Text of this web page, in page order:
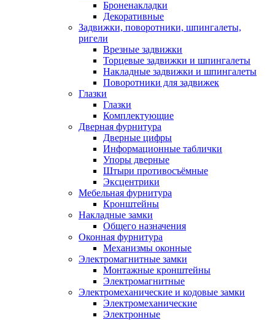
Броненакладки
Декоративные
Задвижки, поворотники, шпингалеты,
ригели
Врезные задвижки
Торцевые задвижки и шпингалеты
Накладные задвижки и шпингалеты
Поворотники для задвижек
Глазки
Глазки
Комплектующие
Дверная фурнитура
Дверные цифры
Информационные таблички
Упоры дверные
Штыри противосъёмные
Эксцентрики
Мебельная фурнитура
Кронштейны
Накладные замки
Общего назначения
Оконная фурнитура
Механизмы оконные
Электромагнитные замки
Монтажные кронштейны
Электромагнитные
Электромеханические и кодовые замки
Электромеханические
Электронные